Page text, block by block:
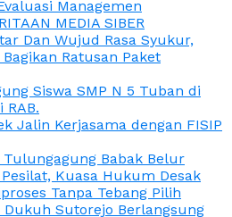
Managemen
MEDIA SIBER
Dan Wujud Rasa Syukur,
Bagikan Ratusan Paket
Siswa SMP N 5 Tuban di
RAB.
Jalin Kerjasama dengan FISIP
Babak Belur
Kuasa Hukum Desak
Tanpa Tebang Pilih
Dukuh Sutorejo Berlangsung